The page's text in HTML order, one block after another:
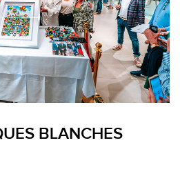
BLANCHES